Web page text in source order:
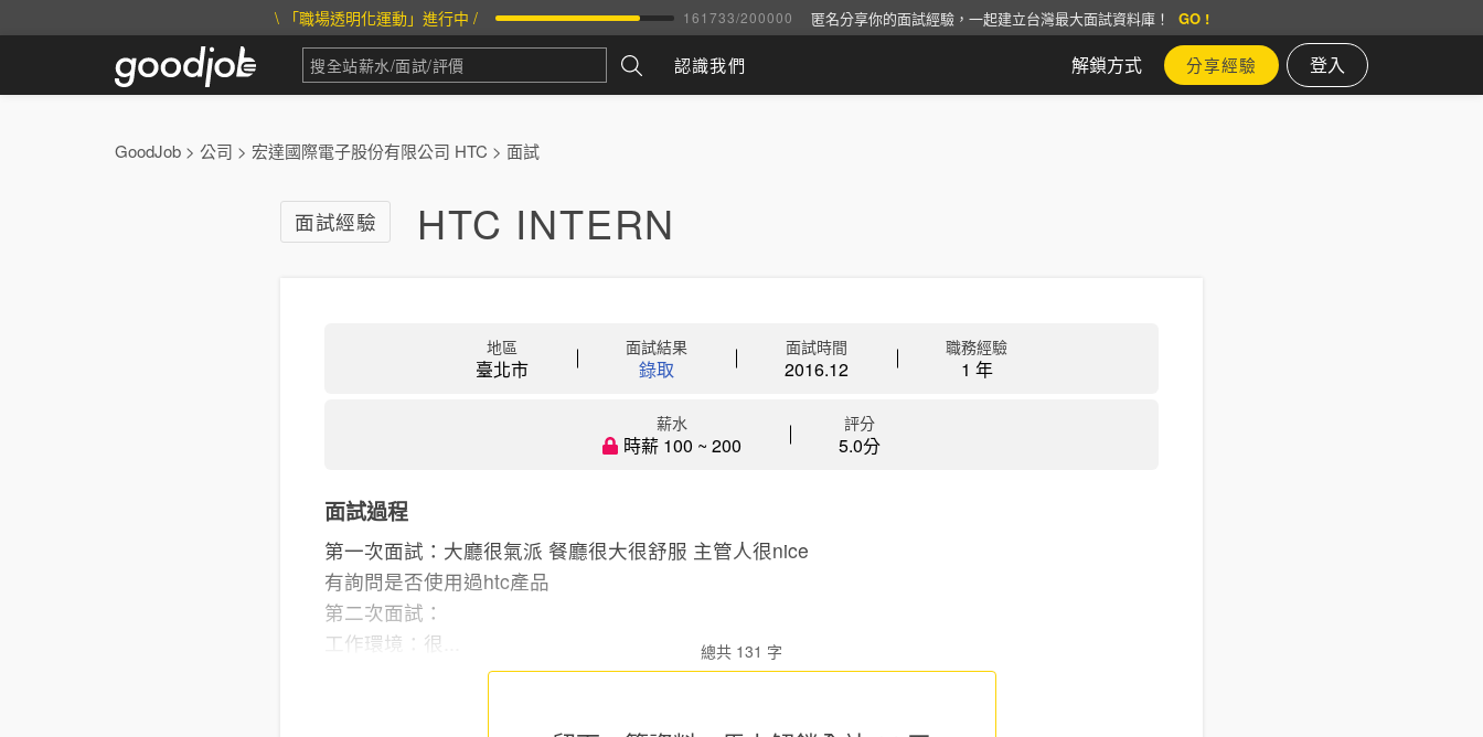
\ 「職場透明化運動」進行中 / 161733/200000 匿名分享你的面試經驗，一起建立台灣最大面試資料庫！ GO !
認識我們 解鎖方式 分享經驗 登入
GoodJob > 公司 > 宏達國際電子股份有限公司 HTC > 面試
面試經驗 HTC INTERN
地區
臺北市
面試結果
錄取
面試時間
2016.12
職務經驗
1 年
薪水
時薪 100 ~ 200
評分
5.0分
面試過程
第一次面試：大廳很氣派 餐廳很大很舒服 主管人很nice
有詢問是否使用過htc產品
第二次面試：
工作環境：很...
總共 131 字